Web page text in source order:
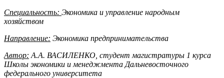
Специальность: Экономика и управление народным
хозяйством
Направление: Экономика предпринимательства
Автор: А.А. ВАСИЛЕНКО, студент магистратуры 1 курса
Школы экономики и менеджмента Дальневосточного
федерального университета